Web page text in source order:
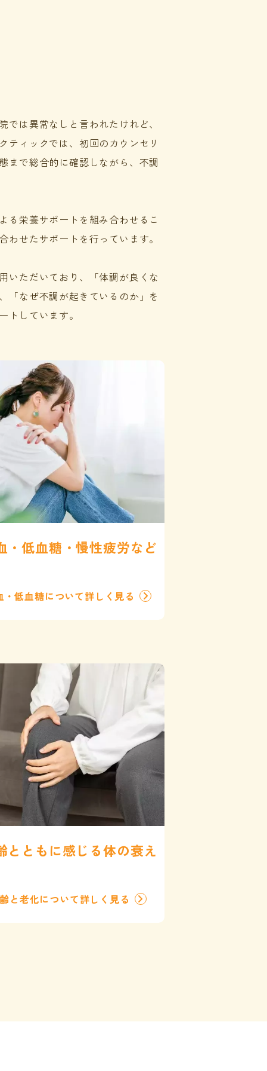
では異常なしと言われたけれど、
ティックでは、初回のカウンセリ
まで総合的に確認しながら、不調
る栄養サポートを組み合わせるこ
せたサポートを行っています。
いただいており、「体調が良くな
「なぜ不調が起きているのか」を
トしています。
・低血糖・慢性疲労など
・低血糖について詳しく見る
とともに感じる体の衰え
と老化について詳しく見る